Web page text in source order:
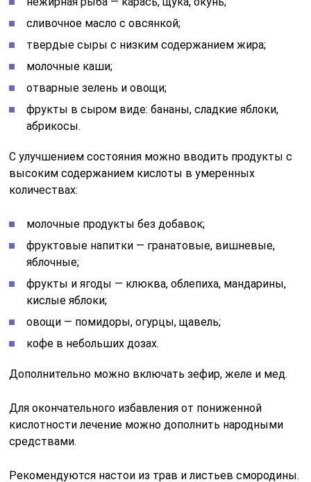
сливочное масло с овсянкой;
твердые сыры с низким содержанием жира;
молочные каши;
отварные зелень и овощи;
фрукты в сыром виде: бананы, сладкие яблоки,
абрикосы.
С улучшением состояния можно вводить продукты с
высоким содержанием кислоты в умеренных
количествах:
молочные продукты без добавок;
фруктовые напитки — гранатовые, вишневые,
яблочные;
фрукты и ягоды — клюква, облепиха, мандарины,
кислые яблоки;
овощи — помидоры, огурцы, щавель;
кофе в небольших дозах.
Дополнительно можно включать зефир, желе и мед.
Для окончательного избавления от пониженной
кислотности лечение можно дополнить народными
средствами.
Рекомендуются настои из трав и листьев смородины.